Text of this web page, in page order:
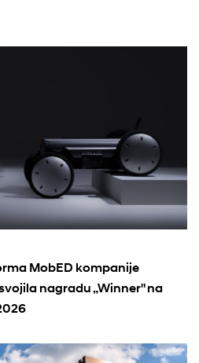
MobED kompanije
nagradu „Winner" na